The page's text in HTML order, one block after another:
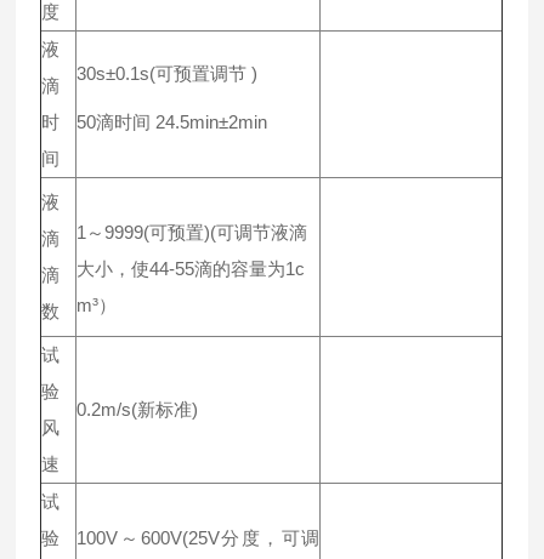
度
液
滴
时
间
30s±0.1s(可预置调节 )
50滴时间 24.5min±2min
液
滴
滴
数
1～9999(可预置)(可调节液滴
大小，使44-55滴的容量为1c
m³）
试
验
风
速
0.2m/s(新标准)
试
验
100V～600V(25V分度，可调